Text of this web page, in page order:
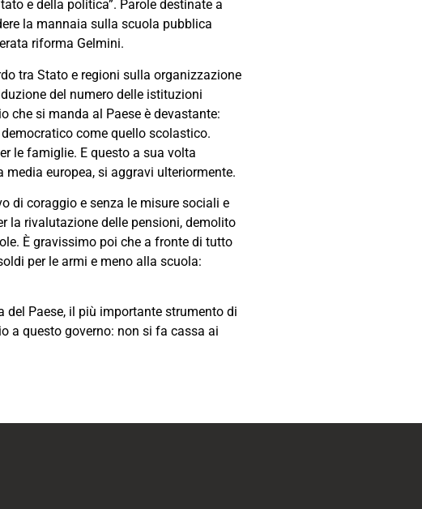
e della politica”. Parole destinate a
la mannaia sulla scuola pubblica
riforma Gelmini.
tra Stato e regioni sulla organizzazione
del numero delle istituzioni
che si manda al Paese è devastante:
come quello scolastico.
le famiglie. E questo a sua volta
europea, si aggravi ulteriormente.
di coraggio e senza le misure sociali e
la rivalutazione delle pensioni, demolito
È gravissimo poi che a fronte di tutto
per le armi e meno alla scuola:
Paese, il più importante strumento di
a questo governo: non si fa cassa ai